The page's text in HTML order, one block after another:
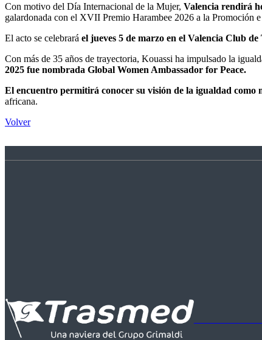
Con motivo del Día Internacional de la Mujer, Valencia rendirá
galardonada con el XVII Premio Harambee 2026 a la Promoción
El acto se celebrará el jueves 5 de marzo en el Valencia Club de
Con más de 35 años de trayectoria, Kouassi ha impulsado la
2025 fue nombrada Global Women Ambassador for Peace.
El encuentro permitirá conocer su visión de la igualdad como
africana.
Volver